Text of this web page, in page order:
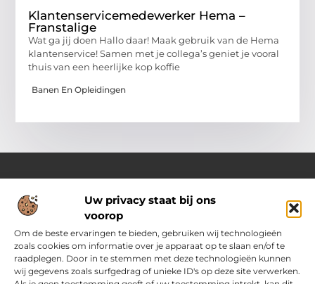
Uw privacy staat bij ons
voorop
Om de beste ervaringen te bieden, gebruiken wij technologieën
zoals cookies om informatie over je apparaat op te slaan en/of te
raadplegen. Door in te stemmen met deze technologieën kunnen
wij gegevens zoals surfgedrag of unieke ID's op deze site verwerken.
Klantenservicemedewerker Hema –
Franstalige
Wat ga jij doen Hallo daar! Maak gebruik van de Hema
klantenservice! Samen met je collega’s geniet je vooral
thuis van een heerlijke kop koffie
Banen En Opleidingen
Over Passievoorinternet
Jouw bron voor frisse ideeën en handige tips
Laat je inspireren door een gevarieerde selectie aan blogs en
artikelen vol praktische adviezen, slimme inzichten en
motiverende verhalen die je dagelijks leven nét dat beetje
makkelijker en leuker maken.